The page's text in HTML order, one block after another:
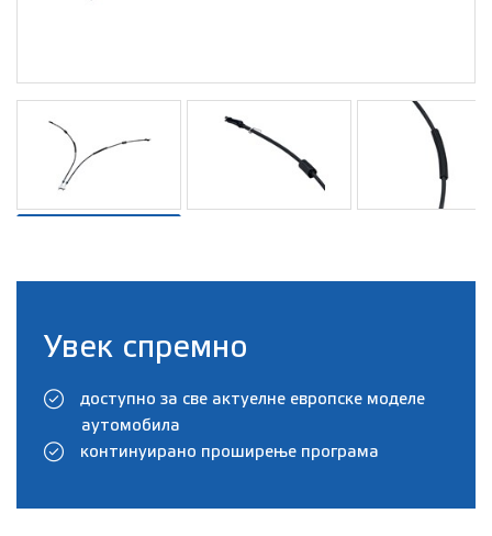
Увек спремно
доступно за све актуелне европске моделе
аутомобила
континуирано проширење програма